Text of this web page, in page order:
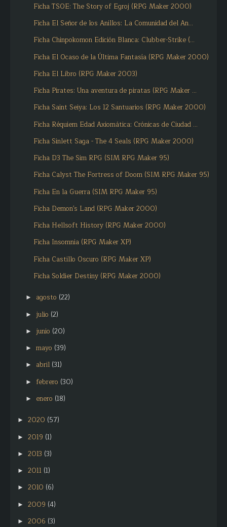
Ficha TSOE: The Story of Egroj (RPG Maker 2000)
Ficha El Señor de los Anillos: La Comunidad del An...
Ficha Chinpokomon Edición Blanca: Clubber-Strike (...
Ficha El Ocaso de la Última Fantasía (RPG Maker 2000)
Ficha El Libro (RPG Maker 2003)
Ficha Pirates: Una aventura de piratas (RPG Maker ...
Ficha Saint Seiya: Los 12 Santuarios (RPG Maker 2000)
Ficha Réquiem Edad Axiomática: Crónicas de Ciudad ...
Ficha Sinlett Saga - The 4 Seals (RPG Maker 2000)
Ficha D3 The Sim RPG (SIM RPG Maker 95)
Ficha Calyst The Fortress of Doom (SIM RPG Maker 95)
Ficha En la Guerra (SIM RPG Maker 95)
Ficha Demon's Land (RPG Maker 2000)
Ficha Hellsoft History (RPG Maker 2000)
Ficha Insomnia (RPG Maker XP)
Ficha Castillo Oscuro (RPG Maker XP)
Ficha Soldier Destiny (RPG Maker 2000)
► agosto (22)
► julio (2)
► junio (20)
► mayo (39)
► abril (31)
► febrero (30)
► enero (18)
► 2020 (57)
► 2019 (1)
► 2013 (3)
► 2011 (1)
► 2010 (6)
► 2009 (4)
► 2006 (3)